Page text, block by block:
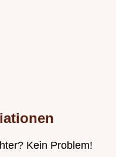
Kein Problem!